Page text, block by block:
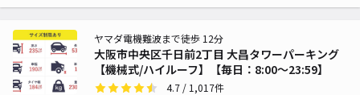
大阪市中央区千日前2丁目 大昌タワーパーキング
【機械式/ハイルーフ】【毎日：8:00～23:59】
ヤマダ電機難波まで徒歩 12分
4.7 / 1,017件